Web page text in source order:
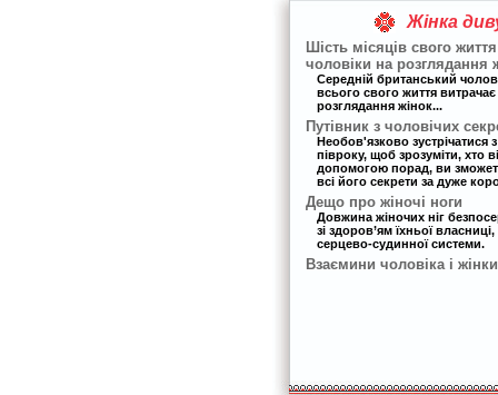
Жінка
Шість місяців свого
чоловіки на розглядання
Середній британський
всього свого життя витрачає
розглядання жінок...
Путівник з чоловічих
Необов'язково зустрічатися
півроку, щоб зрозуміти, хто
допомогою порад, ви
всі його секрети за дуже
Дещо про жіночі ноги
Довжина жіночих ніг
зі здоров’ям їхньої
серцево-судинної системи.
Взаємини чоловіка і жінки